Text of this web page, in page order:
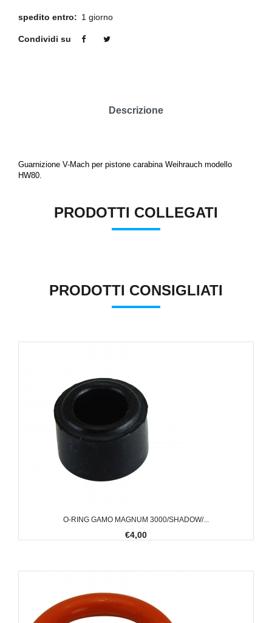
spedito entro: 1 giorno
Condividi su
Descrizione
Guarnizione V-Mach per pistone carabina Weihrauch modello
HW80.
PRODOTTI COLLEGATI
PRODOTTI CONSIGLIATI
O-RING GAMO MAGNUM 3000/SHADOW/...
€4,00